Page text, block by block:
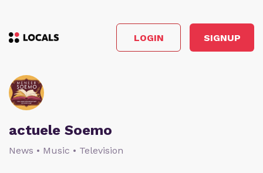
LOGIN SIGNUP
actuele Soemo
News • Music • Television